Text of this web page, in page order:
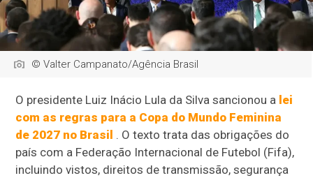
© Valter Campanato/Agência Brasil
O presidente Luiz Inácio Lula da Silva sancionou a lei
com as regras para a Copa do Mundo Feminina
de 2027 no Brasil . O texto trata das obrigações do
país com a Federação Internacional de Futebol (Fifa),
incluindo vistos, direitos de transmissão, segurança